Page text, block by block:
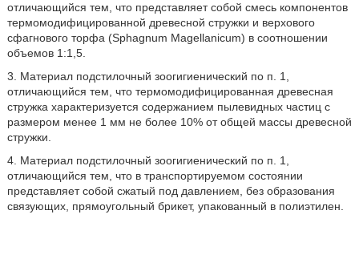
отличающийся тем, что представляет собой смесь компонентов
термомодифицированной древесной стружки и верхового
сфагнового торфа (Sphagnum Magellanicum) в соотношении
объемов 1:1,5.
3. Материал подстилочный зоогигиенический по п. 1,
отличающийся тем, что термомодифицированная древесная
стружка характеризуется содержанием пылевидных частиц с
размером менее 1 мм не более 10% от общей массы древесной
стружки.
4. Материал подстилочный зоогигиенический по п. 1,
отличающийся тем, что в транспортируемом состоянии
представляет собой сжатый под давлением, без образования
связующих, прямоугольный брикет, упакованный в полиэтилен.